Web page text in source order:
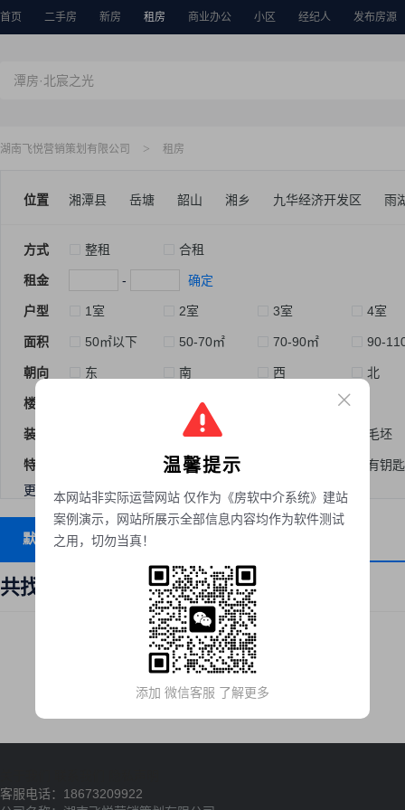
首页 二手房 新房 租房 商业办公 小区 经纪人 发布房源
湖南飞悦营销策划有限公司 > 租房
位置 湘潭县 岳塘 韶山 湘乡 九华经济开发区 雨
方式 整租 合租
租金 - 确定
户型 1室 2室 3室 4室
面积 50㎡以下 50-70㎡ 70-90㎡ 90-
朝向 东 南 西 北
楼层 中楼层
装修 精装 毛坯
特色 有车位
有钥匙
更多选项
默认排序 发布时间
共找到
客服电话：18673209922
温馨提示
本网站非实际运营网站 仅作为《房软中介系统》建站
案例演示，网站所展示全部信息内容均作为软件测试
之用，切勿当真！
添加 微信客服 了解更多